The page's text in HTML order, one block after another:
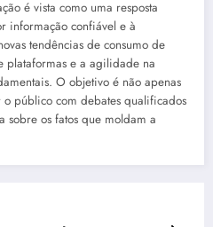
é vista como uma resposta
informação confiável e à
tendências de consumo de
plataformas e a agilidade na
O objetivo é não apenas
público com debates qualificados
os fatos que moldam a